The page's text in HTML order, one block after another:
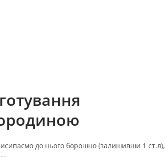
до нього борошно (залишивши 1 ст.л),